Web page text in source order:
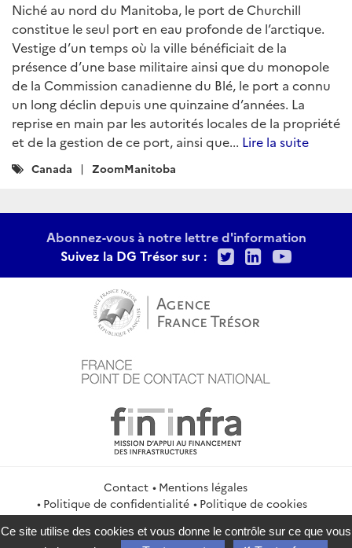
Niché au nord du Manitoba, le port de Churchill
constitue le seul port en eau profonde de l’arctique.
Vestige d’un temps où la ville bénéficiait de la
présence d’une base militaire ainsi que du monopole
de la Commission canadienne du Blé, le port a connu
un long déclin depuis une quinzaine d’années. La
reprise en main par les autorités locales de la propriété
et de la gestion de ce port, ainsi que... Lire la suite
Catégories
Canada ZoomManitoba
Abonnez-vous à notre lettre d'information
Suivez la DG Trésor sur :
TwitterLinkedIn
Contact
Mentions légales
Politique de confidentialité
Politique de cookies
Gestion des cookies
Flux RSS
Ce site utilise des cookies et vous donne le contrôle sur ce que vous